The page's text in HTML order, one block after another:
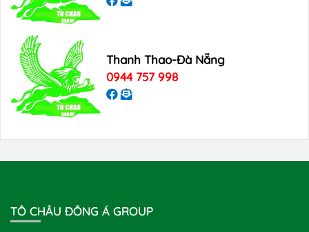
Thanh Thao-Đà Nẵng
0944 757 998
TÔ CHÂU ĐÔNG Á GROUP